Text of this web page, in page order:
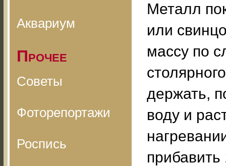
Аквариум
Прочее
Советы
Фоторепортажи
Роспись
Металл
или
массу по
держать,
воду и